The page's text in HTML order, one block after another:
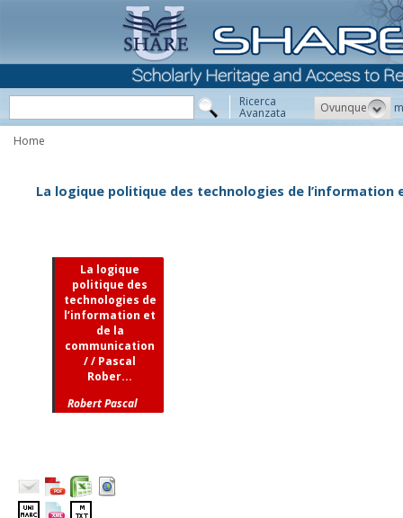
Ricerca
Avanzata Ovunque
Home
La logique politique des technologies de l’information
La logique
politique des
technologies de
l’information et
de la
communication
/ / Pascal
Rober...
Robert Pascal